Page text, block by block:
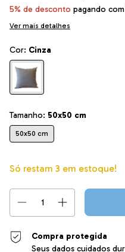
5% de desconto pagando
Ver mais detalhes
Cor: Cinza
Tamanho: 50x50 cm
50x50 cm
Só restam 3 em estoque!
Compra protegida
Seus dados cuidados